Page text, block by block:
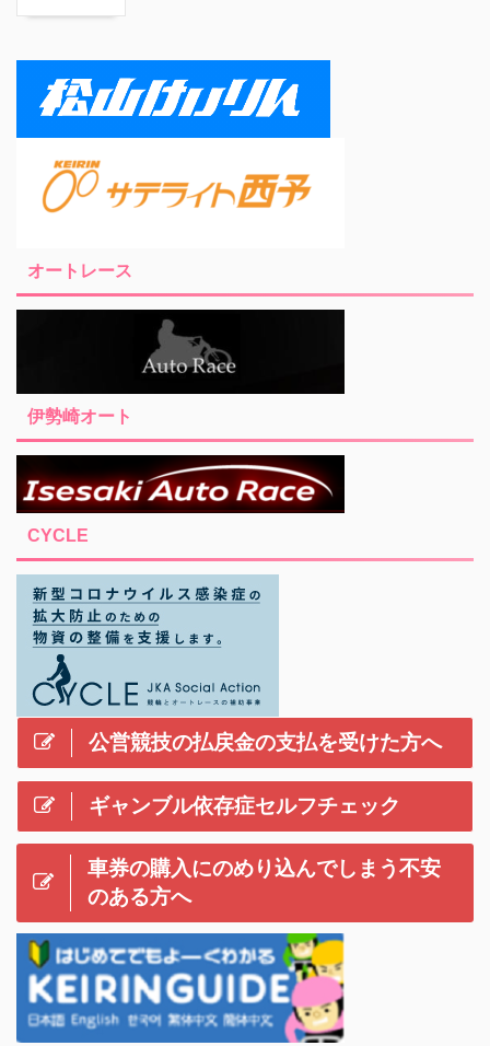
オートレース
伊勢崎オート
CYCLE
公営競技の払戻金の支払を受けた方へ
ギャンブル依存症セルフチェック
車券の購入にのめり込んでしまう不安
のある方へ